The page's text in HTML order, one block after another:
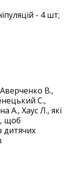
- 4 шт;
В.,
С.,
А., Хаус Л., які
щоб
дитячих